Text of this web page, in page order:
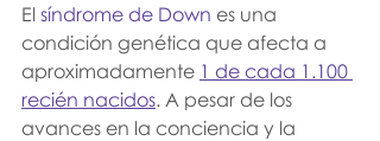
El síndrome de Down es una
condición genética que afecta a
aproximadamente 1 de cada 1.100
recién nacidos. A pesar de los
avances en la conciencia y la